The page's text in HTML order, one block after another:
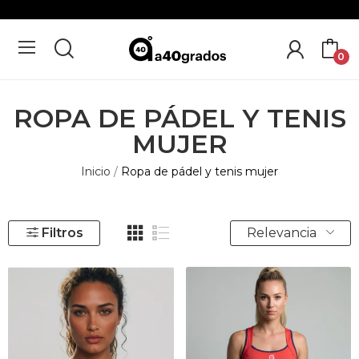
0
ROPA DE PÁDEL Y TENIS
MUJER
Inicio Ropa de pádel y tenis mujer
Filtros Relevancia